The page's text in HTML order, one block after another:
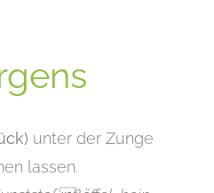
unter der Zunge
lassen.